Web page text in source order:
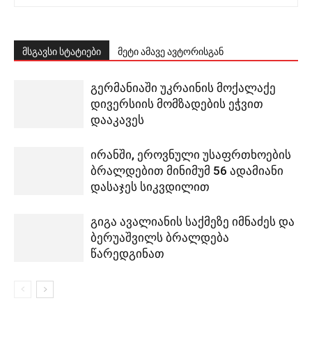
მსგავსი სტატიები მეტი ამავე ავტორისგან
გერმანიაში უკრაინის მოქალაქე
დივერსიის მომზადების ეჭვით
დააკავეს
ირანში, ეროვნული უსაფრთხოების
ბრალდებით მინიმუმ 56 ადამიანი
დასაჯეს სიკვდილით
გიგა ავალიანის საქმეზე იმნაძეს და
ბერუაშვილს ბრალდება
წარედგინათ